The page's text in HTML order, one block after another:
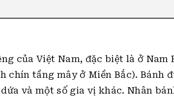
của Việt Nam, đặc biệt là ở Nam
chín tầng mây ở Miền Bắc). Bánh
và một số gia vị khác. Nhân